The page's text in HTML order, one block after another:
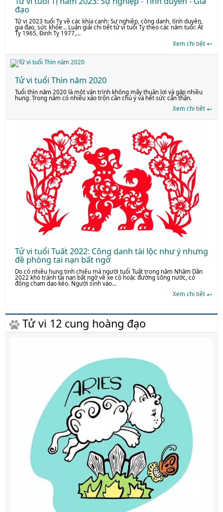
đạo
Tử vi 2023 tuổi Tỵ về các khía cạnh: Sự nghiệp, công danh, tình duyên,
gia đạo, sức khỏe… Luận giải chi tiết tử vi tuổi Tỵ theo các năm tuổi: Ất
Tỵ 1965, Đinh Tỵ 1977,...
Xem chi tiết
Tử vi tuổi Thìn năm 2020
Tuổi thìn năm 2020 là một vận trình không mấy thuận lợi và gặp nhiều
hung. Trong năm có nhiều xáo trộn cần chú ý và hết sức cẩn thận.
Xem chi tiết
Tử vi tuổi Tuất 2022: Công danh tài lộc như ý nhưng
đề phòng tai nạn bất ngờ
Do có nhiều hung tinh chiếu mà người tuổi Tuất trong năm Nhâm Dần
2022 khó tránh tai nạn bất ngờ về xe cộ hoặc đường sông nước, có
động chạm dao kéo. Người sinh vào...
Xem chi tiết
Tử vi 12 cung hoàng đạo